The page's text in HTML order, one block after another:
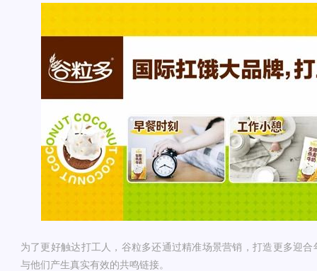
为了更好触达打工人，谷粒多还通过精准场景营销，打造更多迎
与他们产生真实有效的共鸣链接。